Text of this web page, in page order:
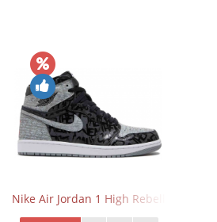
Nike Air Jordan 1 High Rebellionaire